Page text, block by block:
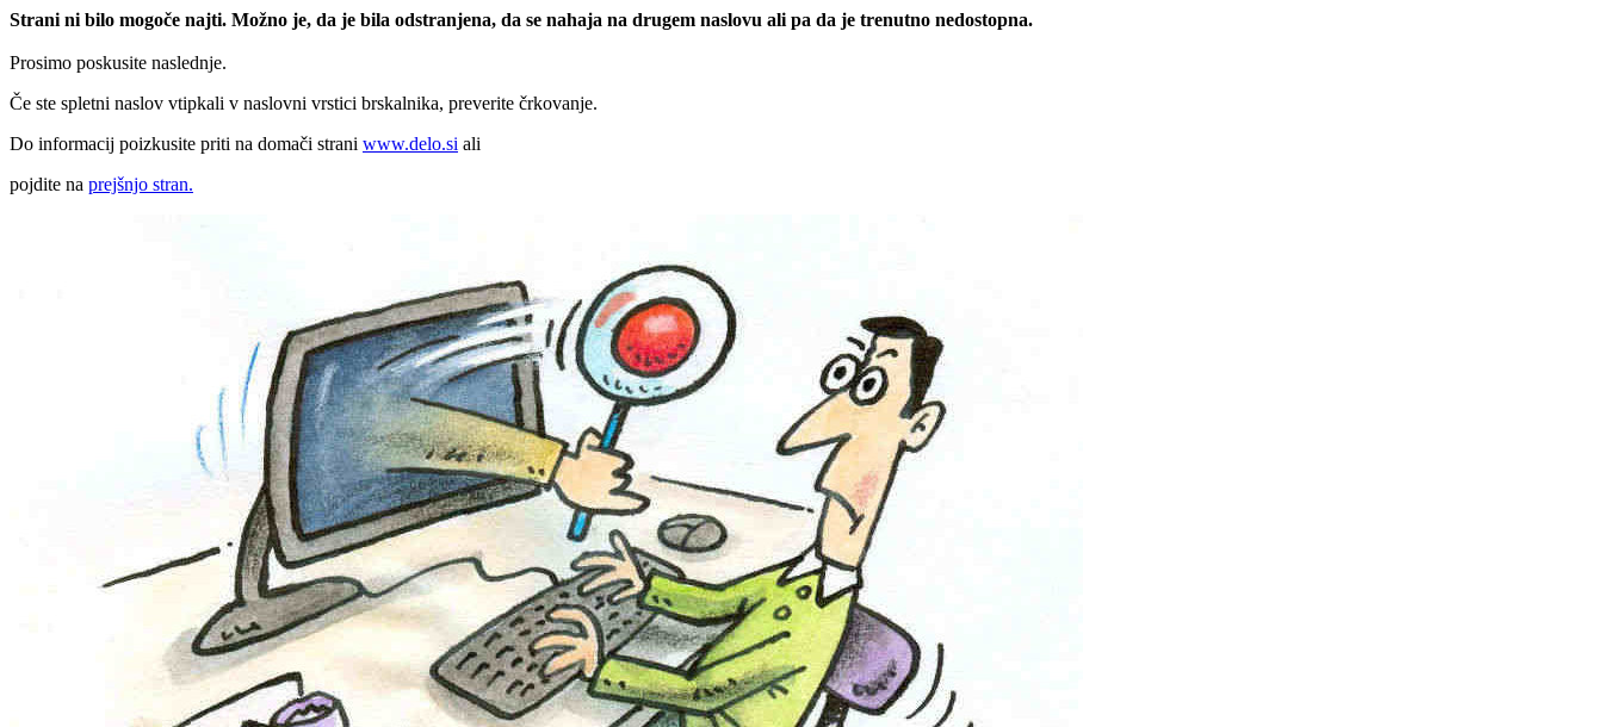
Strani ni bilo mogoče najti. Možno je, da je bila odstranjena, da se nahaja na drugem naslovu ali pa da je trenutno nedostopna.
Prosimo poskusite naslednje.
Če ste spletni naslov vtipkali v naslovni vrstici brskalnika, preverite črkovanje.
Do informacij poizkusite priti na domači strani www.delo.si ali
pojdite na prejšnjo stran.